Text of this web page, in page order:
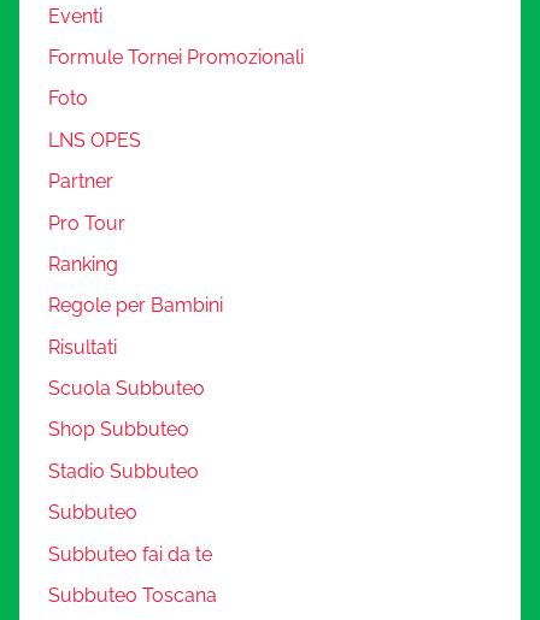
Eventi
Formule Tornei Promozionali
Foto
LNS OPES
Partner
Pro Tour
Ranking
Regole per Bambini
Risultati
Scuola Subbuteo
Shop Subbuteo
Stadio Subbuteo
Subbuteo
Subbuteo fai da te
Subbuteo Toscana